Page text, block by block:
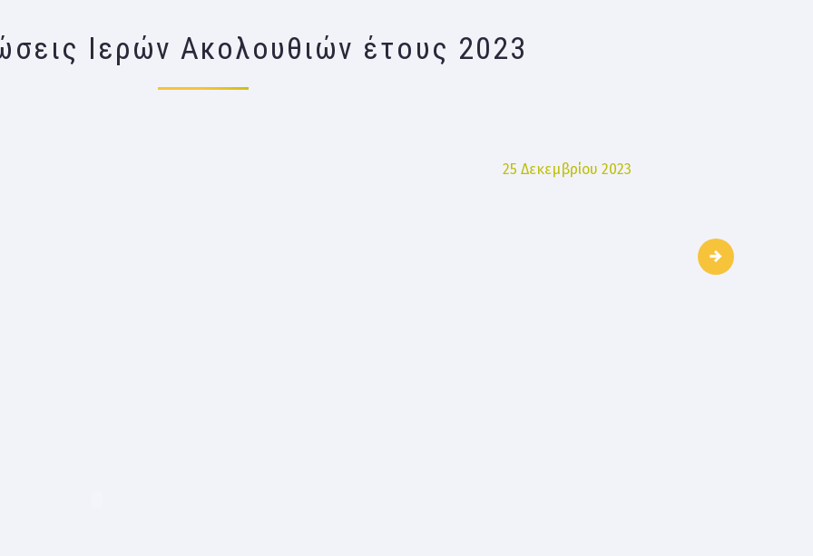
Ιερών Ακολουθιών έτους 2023
25 Δεκεμβρίου 2023